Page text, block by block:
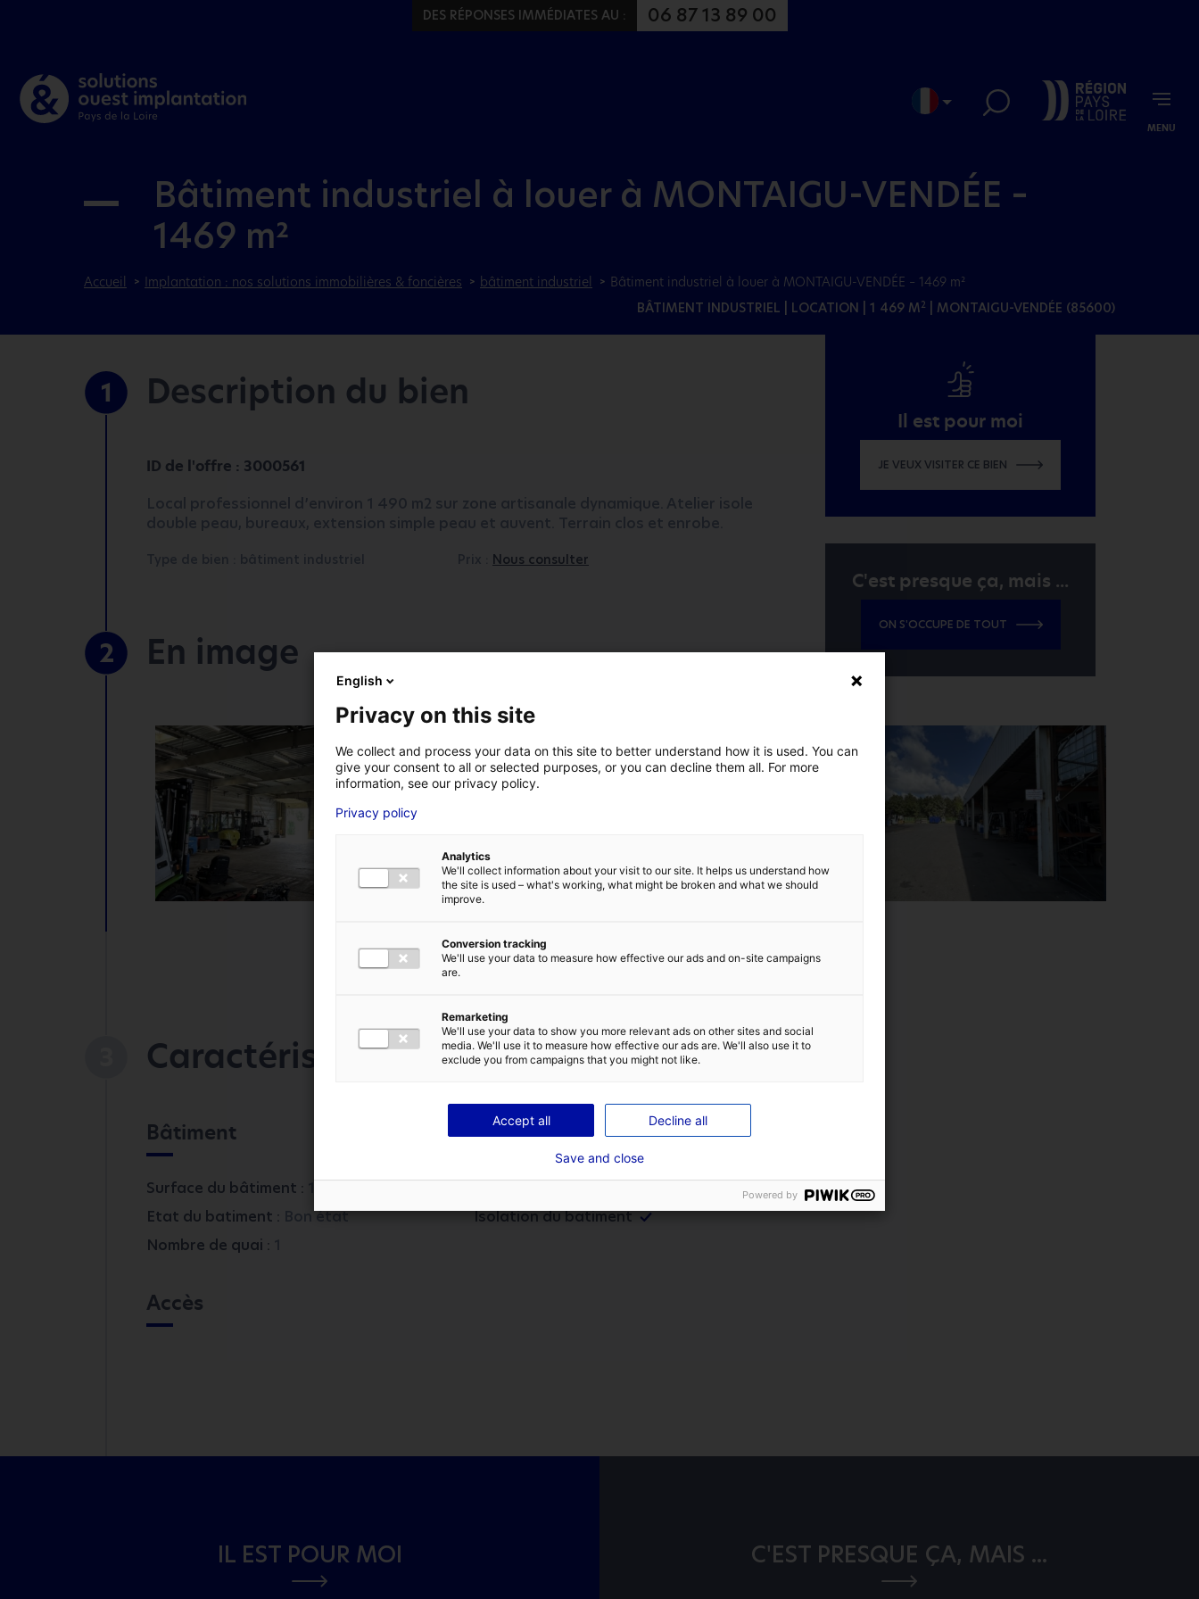
Aller au menu
Aller au contenu
DES RÉPONSES IMMÉDIATES AU : 06 87 13 89 00
JP
MENU
Champs obligatoires
VOTRE ENTREPRISE
VOTRE PRÉNOM*
NUMÉRO DE TÉLÉPHONE ADRESSE E-MAIL*
J'ACCEPTE LAPOLITIQUE DE CONFIDENTIALITÉ
ENVOYER
Bâtiment industriel à louer à MONTAIGU-VENDÉE –
1469 m²
Accueil Implantation : nos solutions immobilières & foncières bâtiment industriel
Bâtiment industriel à louer à MONTAIGU-VENDÉE – 1469 m²
BÂTIMENT INDUSTRIEL | LOCATION | 1 469 M2 | MONTAIGU-VENDÉE (85600)
Il est pour moi
JE VEUX VISITER CE BIEN
C'est presque ça, mais ...
ON S'OCCUPE DE TOUT
1 Description du bien
ID de l'offre : 3000561
Local professionnel d’environ 1 490 m2 sur zone artisanale dynamique. Atelier isole
double peau, bureaux, extension simple peau et auvent. Terrain clos et enrobe.
Type de bien : bâtiment industriel Prix : Nous consulter
2 En image
Caractéristiques techniques
Bâtiment
Surface du bâtiment : 2
Etat du batiment : Bon état
Nombre de quai : 1
Isolation du batiment
Accès
IL EST POUR MOI C'EST PRESQUE ÇA, MAIS ...
English
Privacy on this site
We collect and process your data on this site to better understand how it is used. You can
give your consent to all or selected purposes, or you can decline them all. For more
information, see our privacy policy.
Privacy policy
Analytics
We'll collect information about your visit to our site. It helps us understand how
the site is used – what's working, what might be broken and what we should
improve.
Conversion tracking
We'll use your data to measure how effective our ads and on-site campaigns
are.
Remarketing
We'll use your data to show you more relevant ads on other sites and social
media. We'll use it to measure how effective our ads are. We'll also use it to
exclude you from campaigns that you might not like.
Accept all Decline all
Save and close
Powered by